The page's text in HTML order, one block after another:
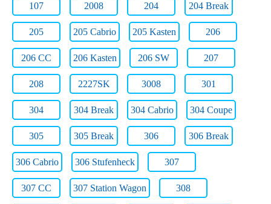
107 2008 204 204 Break
205 205 Cabrio 205 Kasten 206
206 CC 206 Kasten 206 SW 207
208 2227SK 3008 301
304 304 Break 304 Cabrio 304 Coupe
305 305 Break 306 306 Break
306 Cabrio 306 Stufenheck 307
307 CC 307 Station Wagon 308